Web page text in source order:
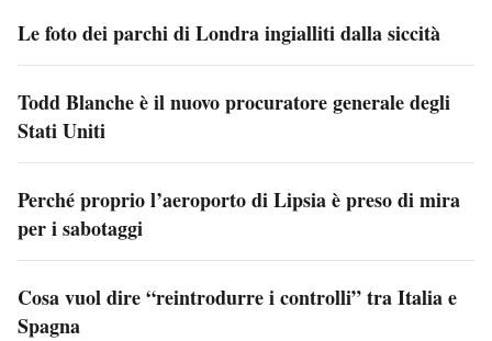
Le foto dei parchi di Londra ingialliti dalla siccità
Todd Blanche è il nuovo procuratore generale degli
Stati Uniti
Perché proprio l’aeroporto di Lipsia è preso di mira
per i sabotaggi
Cosa vuol dire “reintrodurre i controlli” tra Italia e
Spagna